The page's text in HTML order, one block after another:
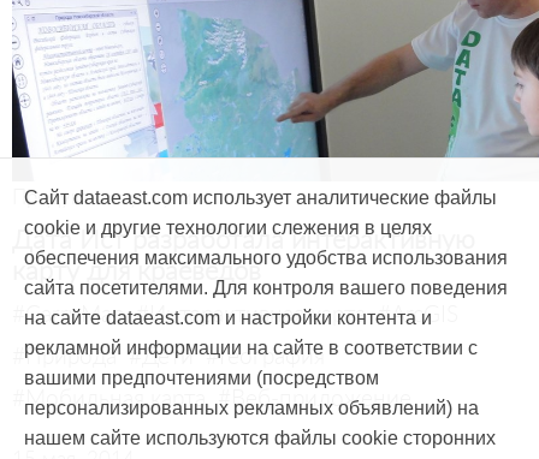
Продукты и услуги
Дата Ист разработала интерактивную
карту для краеведов
#CarryMap #Интерактивная карта #ArcGIS
#Природа #Дети #География
#Мобильная карта #Веб-приложение
Сайт dataeast.com использует аналитические файлы
cookie и другие технологии слежения в целях
обеспечения максимального удобства использования
сайта посетителями. Для контроля вашего поведения
на сайте dataeast.com и настройки контента и
рекламной информации на сайте в соответствии с
вашими предпочтениями (посредством
персонализированных рекламных объявлений) на
нашем сайте используются файлы cookie сторонних